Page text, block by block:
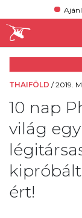
THAIFÖLD /2019.
10 nap
világ
ért!